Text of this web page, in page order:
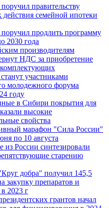
правительству
действия семейной ипотеки
продлить программу
2030 года
производителям
НДС за приобретение
участниками
молодежного форума
году
в Сибири покрытия для
высокие
свойства
марафон "Сила России"
по 10 августа
России синтезировали
старению
добра" получил 145,5
закупку препаратов и
2023 г
грантов начал